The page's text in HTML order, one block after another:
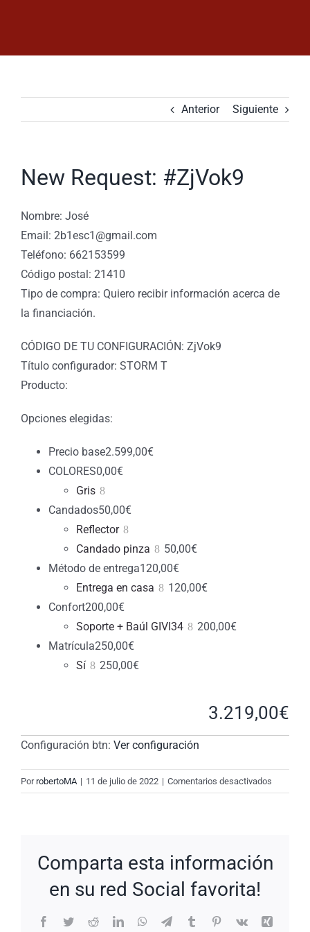
Anterior Siguiente
New Request: #ZjVok9
Nombre: José
Email: 2b1esc1@gmail.com
Teléfono: 662153599
Código postal: 21410
Tipo de compra: Quiero recibir información acerca de
la financiación.
CÓDIGO DE TU CONFIGURACIÓN: ZjVok9
Título configurador: STORM T
Producto:
Opciones elegidas:
Precio base2.599,00€
COLORES0,00€
Gris
Candados50,00€
Reflector
Candado pinza
50,00€
Método de entrega120,00€
Entrega en casa
120,00€
Confort200,00€
Soporte + Baúl GIVI34
200,00€
Matrícula250,00€
Sí
250,00€
3.219,00€
Configuración btn: Ver configuración
PorrobertoMA | 11 de julio de 2022 | Comentarios desactivados
New
Comparta esta información
en su red Social favorita!
Facebook
TwitterRedditLinkedInWhatsApp
TelegramTumblrPinterest
Vk Xing